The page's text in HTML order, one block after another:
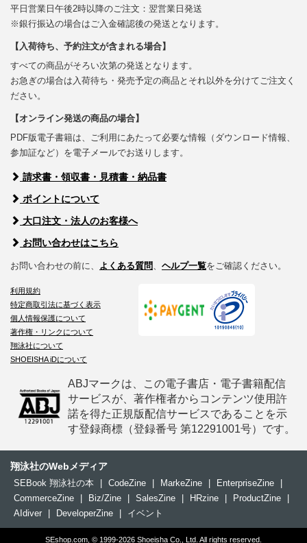
平日営業日午後2時以降のご注文：翌営業日発送
※銀行振込の場合はご入金確認後の発送となります。
【入荷待ち、予約注文が含まれる場合】
すべての商品がそろい次第の発送となります。
お急ぎの場合は入荷待ち・発売予定の商品とそれ以外を分けてご注文く
ださい。
【オンライン発送の商品の場合】
PDF版電子書籍は、ご利用にあたって必要な情報（ダウンロード情報、
参加証など）を電子メールでお送りします。
請求書・領収書・見積書・納品書
ポイントについて
大口注文・法人のお客様へ
お問い合わせはこちら
お問い合わせの前に、 よくある質問、 ヘルプ一覧をご確認ください。
利用規約
特定商取引法に基づく表示
個人情報保護について
著作権・リンクについて
翔泳社について
SHOEISHA iDについて
ABJマークは、この電子書店・電子書籍配信
サービスが、著作権者からコンテンツ使用許
諾を得た正規版配信サービスであることを示
す登録商標（登録番号 第12291001号）です。
翔泳社のWebメディア
SEBook 翔泳社の本 CodeZine MarkeZine EnterpriseZine
CommerceZine
Biz/Zine SalesZine HRzine ProductZine
AIdiver
DeveloperZine イベント
SEshop.com, © 1999-2026 Shoeisha Co., Ltd. All rights reserved.